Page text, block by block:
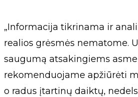
„Informacija tikrinama ir
realios grėsmės nematome.
saugumą atsakingiems
rekomenduojame apžiūrėti
o radus įtartinų daiktų,